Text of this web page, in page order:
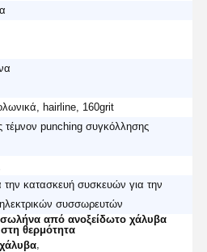
hairline, 160grit
τέμνον punching συγκόλλησης
την κατασκευή συσκευών για την
συσσωρευτών
σωλήνα από ανοξείδωτο χάλυβα
θερμότητα